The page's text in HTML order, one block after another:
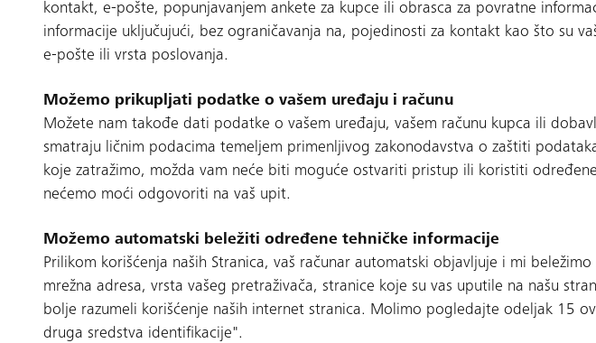
kontakt, e-pošte, popunjavanjem ankete za kupce ili obrasca za povratne
informacije uključujući, bez ograničavanja na, pojedinosti za kontakt kao što su
e-pošte ili vrsta poslovanja.
Možemo prikupljati podatke o vašem uređaju i računu
Možete nam takođe dati podatke o vašem uređaju, vašem računu kupca ili
smatraju ličnim podacima temeljem primenljivog zakonodavstva o zaštiti
koje zatražimo, možda vam neće biti moguće ostvariti pristup ili koristiti
nećemo moći odgovoriti na vaš upit.
Možemo automatski beležiti određene tehničke informacije
Prilikom korišćenja naših Stranica, vaš računar automatski objavljuje i mi
mrežna adresa, vrsta vašeg pretraživača, stranice koje su vas uputile na našu
bolje razumeli korišćenje naših internet stranica. Molimo pogledajte odeljak 15
druga sredstva identifikacije".